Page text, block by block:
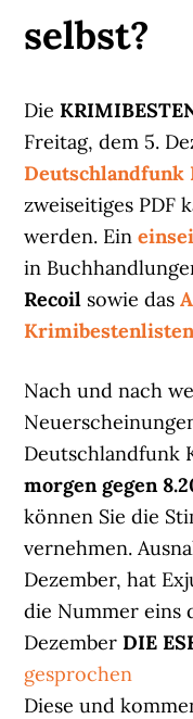
selbst?
Die
Freitag, dem 5.
zweiseitiges PDF
werden. Ein
in
Recoil sowie das
Nach und nach
Deutschlandfunk
morgen gegen
können Sie die
vernehmen.
Dezember, hat
die Nummer eins
DezemberDIE
gesprochen
Diese und